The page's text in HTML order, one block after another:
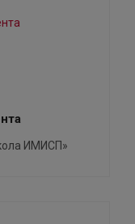
ИМИСП»